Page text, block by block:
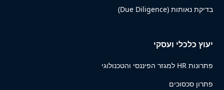
בדיקת נאותות (Due Diligence)
יעוץ כלכלי ועסקי
פתרונות HR למגזר הפיננסי והטכנולוגי
פתרון סכסוכים